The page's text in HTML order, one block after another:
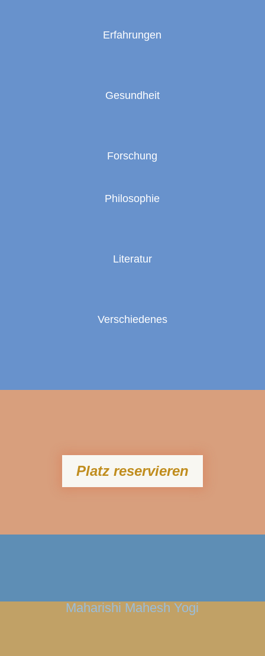
Erfahrungen
Gesundheit
Forschung
Philosophie
Literatur
Verschiedenes
Platz reservieren
Maharishi Mahesh Yogi